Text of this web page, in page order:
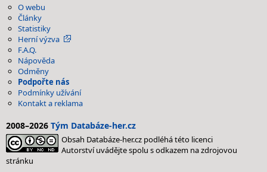
O webu
Články
Statistiky
Herní výzva
F.A.Q.
Nápověda
Odměny
Podpořte nás
Podmínky užívání
Kontakt a reklama
2008–2026 Tým Databáze-her.cz
Obsah Databáze-her.cz podléhá této licenci
Autorství uvádějte spolu s odkazem na zdrojovou
stránku